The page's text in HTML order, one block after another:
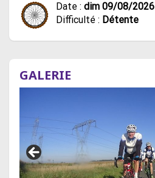
Date : dim 09/08/2026
Difficulté : Détente
GALERIE